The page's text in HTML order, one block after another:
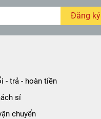
Đăng ký
- trả - hoàn tiền
sỉ
chuyển